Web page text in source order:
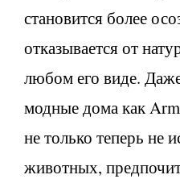
становится более
отказывается от
любом его виде.
модные дома как
не только теперь не
животных,